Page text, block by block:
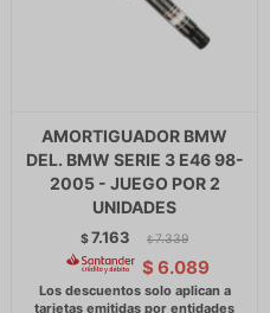
AMORTIGUADOR BMW
DEL. BMW SERIE 3 E46 98-
2005 - JUEGO POR 2
UNIDADES
$7.163 $ 7.339
$ 6.089